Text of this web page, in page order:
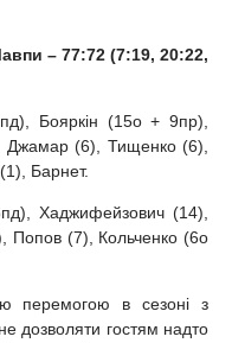
– 77:72 (7:19, 20:22,
Бояркін (15о + 9пр),
Джамар (6), Тищенко (6),
Барнет.
Хаджифейзович (14),
Попов (7), Кольченко (6о
перемогою в сезоні з
дозволяти гостям надто